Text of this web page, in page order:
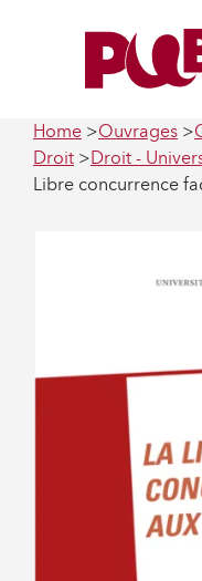
Home Ouvrages
Droit
Droit -
Libre concurrence